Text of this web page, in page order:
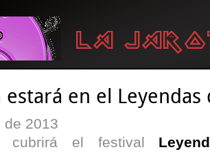
estará en el Leyendas
de 2013
cubrirá el festival